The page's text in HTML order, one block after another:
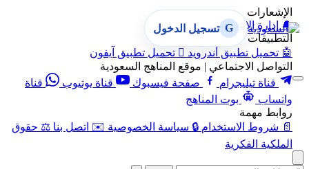
الإشعارات
🔔
إدارة الإشعارات
التطبيقات
🤖 تحميل تطبيق أندرويد  تحميل تطبيق آيفون
التواصل الاجتماعي | موقع المناهج السعودية
قناة تيليجرام
صفحة فيسبوك قناة يوتيوب
قناة
واتساب
بوت المناهج
روابط مهمة
📄 شروط الاستخدام 🔒 سياسة الخصوصية ✉️ اتصل بنا ⚖️ حقوق
الملكية الفكرية
G تسجيل الدخول